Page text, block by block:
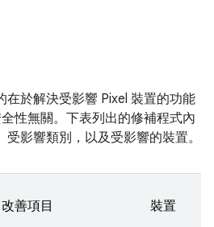
在於解決受影響 Pixel 裝置的功能
性無關。下表列出的修補程式內
影響類別，以及受影響的裝置。
改善項目 裝置